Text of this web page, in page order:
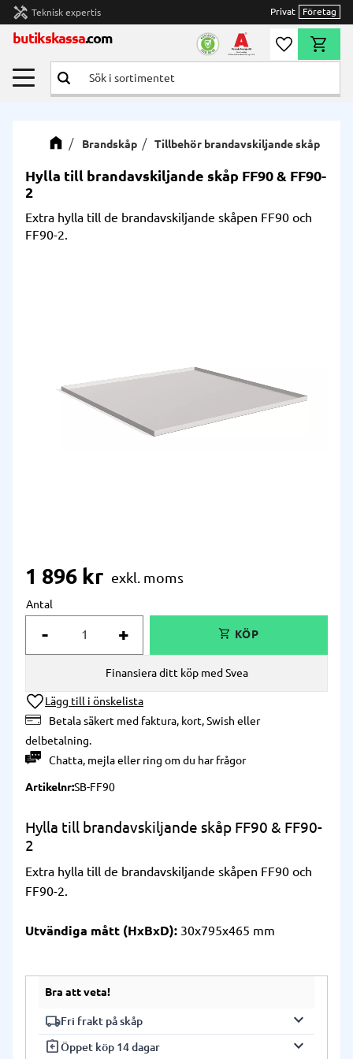
Meny
handyman Teknisk expertis Privat Företag
butikskassa.com Önskelista
Brandskåp Tillbehör brandavskiljande skåp
Hylla till brandavskiljande skåp FF90 & FF90-
2
Extra hylla till de brandavskiljande skåpen FF90 och
FF90-2.
1 896 kr
Antal
+
-
Lägg till i önskelista
Betala säkert med faktura, kort, Swish eller
delbetalning.
Chatta, mejlaellerring om du har frågor
Finansiera ditt köp med Svea
ArtikelnrSB-FF90
Hylla till brandavskiljande skåp FF90 & FF90-
2
Extra hylla till de brandavskiljande skåpen FF90 och
FF90-2.
Utvändiga mått (HxBxD): 30x795x465 mm
Bra att veta!
local_shippingFri frakt på skåp keyboard_arrow_down
Vi har fri frakt på alla våra skåp. Frakten
assignment_returnÖppet köp 14 dagar keyboard_arrow_down